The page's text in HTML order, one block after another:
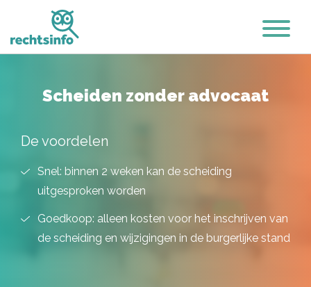
Scheiden zonder advocaat
De voordelen
Snel: binnen 2 weken kan de scheiding
uitgesproken worden
Goedkoop: alleen kosten voor het inschrijven van
de scheiding en wijzigingen in de burgerlijke stand